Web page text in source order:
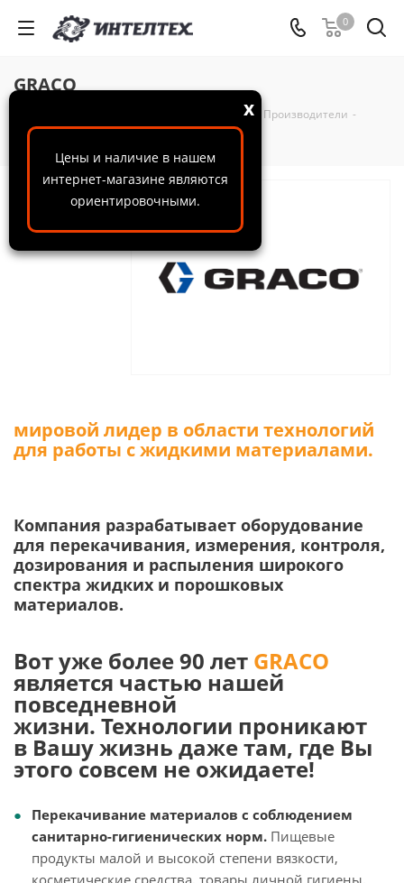
Цены и наличие в нашем
интернет-магазине являются
ориентировочными.
x
0
GRACO
Справочная информация Производители -
GRACO
-
мировой лидер в области технологий
для работы с жидкими материалами.
Компания разрабатывает оборудование
для перекачивания, измерения, контроля,
дозирования и распыления широкого
спектра жидких и порошковых
материалов.
Вот уже более 90 лет GRACO
является частью нашей
повседневной
жизни. Технологии проникают
в Вашу жизнь даже там, где Вы
этого совсем не ожидаете!
Перекачивание материалов с соблюдением
санитарно-гигиенических норм. Пищевые
продукты малой и высокой степени вязкости,
косметические средства, товары личной гигиены.